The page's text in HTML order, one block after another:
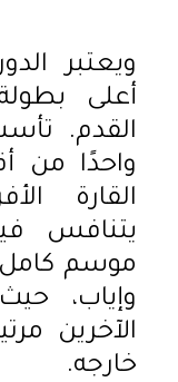
ويعتبر
أعلى
واحدًا من
القارة
موسم
وإياب،
الآخرين
خارجه.